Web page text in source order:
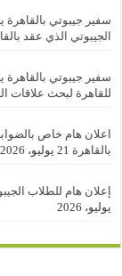
سفير جيبوتي بالقاهرة
الجيبوتي الذي عقد
سفير جيبوتي بالقاهرة
للقاهرة لبحث علاقات
اعلان هام خاص
بالقاهرة 21 يوليو، 2026
إعلان هام للطلاب
يوليو، 2026